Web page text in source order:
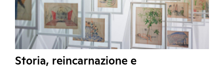
Storia, reincarnazione e